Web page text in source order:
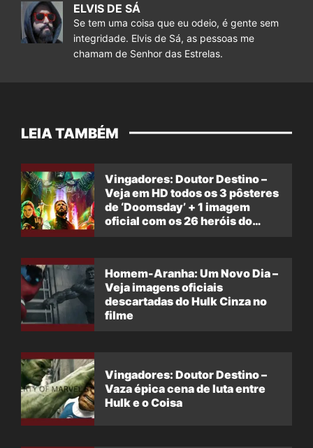
ELVIS DE SÁ
Se tem uma coisa que eu odeio, é gente sem
integridade. Elvis de Sá, as pessoas me
chamam de Senhor das Estrelas.
LEIA TAMBÉM
Vingadores: Doutor Destino –
Veja em HD todos os 3 pôsteres
de ‘Doomsday’ + 1 imagem
oficial com os 26 heróis do
Homem-Aranha: Um Novo Dia –
Veja imagens oficiais
descartadas do Hulk Cinza no
filme
Vingadores: Doutor Destino –
Vaza épica cena de luta entre
Hulk e o Coisa